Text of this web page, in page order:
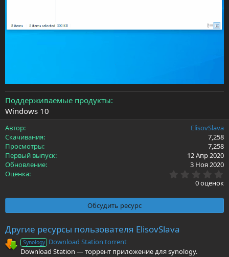
Поддерживаемые продукты
Windows 10
Автор
ElisovSlava
Скачивания
7,258
Просмотры
7,258
Первый выпуск
12 Апр 2020
Обновление
3 Ноя 2020
Оценка
.
0
0
в
0 оценок
Обсудить ресурс
Другие ресурсы пользователя ElisovSlava
Synology Download Station torrent
Download Station — торрент приложение для synology.